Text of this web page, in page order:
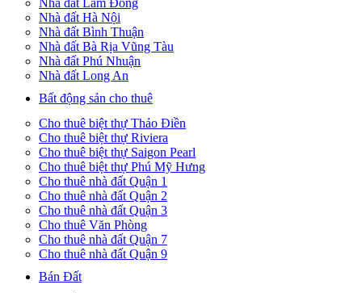
Nhà đất Hà Nội
Nhà đất Bình Thuận
Nhà đất Bà Rịa Vũng Tàu
Nhà đất Phú Nhuận
Nhà đất Long An
Bất động sản cho thuê
Cho thuê biệt thự Thảo Điền
Cho thuê biệt thự Riviera
Cho thuê biệt thự Saigon Pearl
Cho thuê biệt thự Phú Mỹ Hưng
Cho thuê nhà đất Quận 1
Cho thuê nhà đất Quận 2
Cho thuê nhà đất Quận 3
Cho thuê Văn Phòng
Cho thuê nhà đất Quận 7
Cho thuê nhà đất Quận 9
Bán Đất